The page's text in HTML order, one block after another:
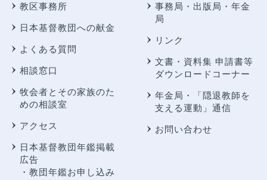
教区事務所
日本基督教団への献金
よくある質問
相談窓口
牧会者とその家族のた
めの相談室
アクセス
日本基督教団年鑑掲載
広告
・教団年鑑お申し込み
事務局・出版局・年金
局
リンク
文書・資料集 申請書等
ダウンロードコーナー
年金局・
「隠退教師を
支える運動」通信
お問い合わせ